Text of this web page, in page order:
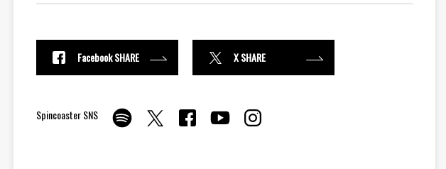
Facebook SHARE X SHARE
Spincoaster SNS